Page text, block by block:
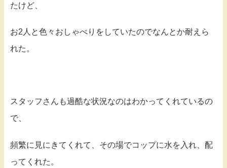
たけど、
お2人と色々おしゃべりをしていたのでなんとか耐えら
れた。
スタッフさんも過酷な状況なのはわかってくれているの
で、
頻繁に見にきてくれて、その場でコップに水を入れ、配
ってくれた。